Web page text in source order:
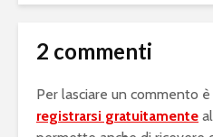
2 commenti
Per lasciare un commento
registrarsi gratuitamente